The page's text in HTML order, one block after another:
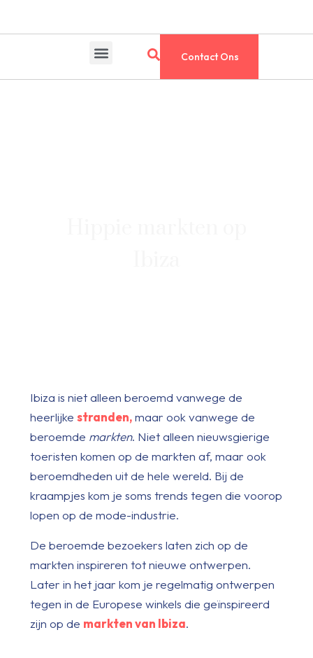
Contact Ons
Ibiza is niet alleen beroemd vanwege de
heerlijke stranden,maar ook vanwege de
beroemde markten. Niet alleen nieuwsgierige
toeristen komen op de markten af, maar ook
beroemdheden uit de hele wereld. Bij de
kraampjes kom je soms trends tegen die voorop
lopen op de mode-industrie.
De beroemde bezoekers laten zich op de
markten inspireren tot nieuwe ontwerpen.
Later in het jaar kom je regelmatig ontwerpen
tegen in de Europese winkels die geïnspireerd
zijn op de markten van Ibiza.